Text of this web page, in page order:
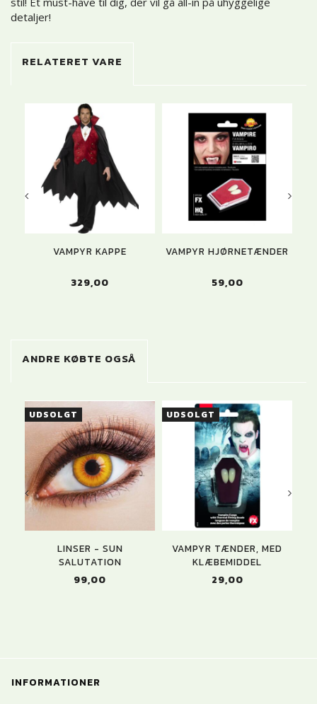
detaljer!
RELATERET VARE
VAMPYR KAPPE
329,00
VAMPYR HJØRNETÆNDER
59,00
ANDRE KØBTE OGSÅ
UDSOLGT
LINSER - SUN
SALUTATION
99,00
UDSOLGT
VAMPYR TÆNDER, MED
KLÆBEMIDDEL
29,00
INFORMATIONER